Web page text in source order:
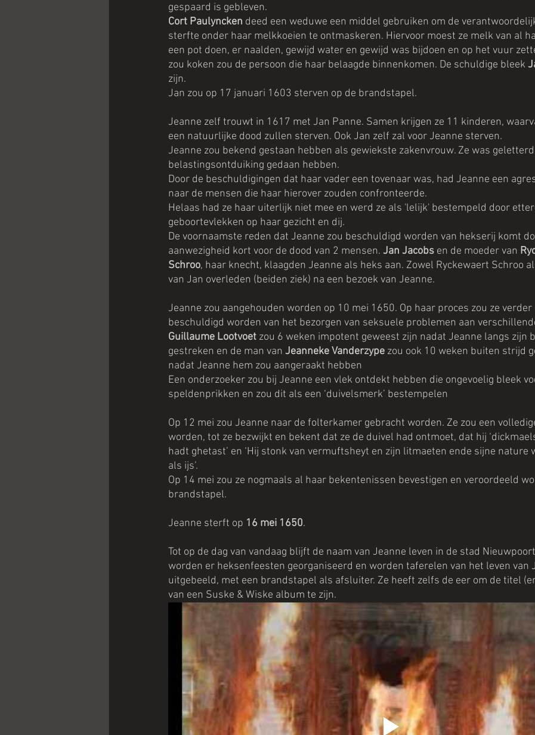
gespaard is gebleven.
Cort Paulyncken deed een weduwe een middel gebruiken om de
sterfte onder haar melkkoeien te ontmaskeren. Hiervoor moest ze melk van al
een pot doen, er naalden, gewijd water en gewijd was bijdoen en op het vuur
zou koken zou de persoon die haar belaagde binnenkomen. De schuldige bleek
zijn.
Jan zou op 17 januari 1603 sterven op de brandstapel.
Jeanne zelf trouwt in 1617 met Jan Panne. Samen krijgen ze 11 kinderen,
een natuurlijke dood zullen sterven. Ook Jan zelf zal voor Jeanne sterven.
Jeanne zou bekend gestaan hebben als gewiekste zakenvrouw. Ze was
belastingsontduiking gedaan hebben.
Door de beschuldigingen dat haar vader een tovenaar was, had Jeanne een
naar de mensen die haar hierover zouden confronteerde.
Helaas had ze haar uiterlijk niet mee en werd ze als 'lelijk' bestempeld door
geboortevlekken op haar gezicht en dij.
De voornaamste reden dat Jeanne zou beschuldigd worden van hekserij komt
aanwezigheid kort voor de dood van 2 mensen. Jan Jacobs en de moeder van
Schroo, haar knecht, klaagden Jeanne als heks aan. Zowel Ryckewaert Schroo
van Jan overleden (beiden ziek) na een bezoek van Jeanne.
Jeanne zou aangehouden worden op 10 mei 1650. Op haar proces zou ze verder
beschuldigd worden van het bezorgen van seksuele problemen aan
Guillaume Lootvoet zou 6 weken impotent geweest zijn nadat Jeanne langs zijn
gestreken en de man van Jeanneke Vanderzype zou ook 10 weken buiten strijd
nadat Jeanne hem zou aangeraakt hebben
Een onderzoeker zou bij Jeanne een vlek ontdekt hebben die ongevoelig bleek
speldenprikken en zou dit als een ‘duivelsmerk’ bestempelen
Op 12 mei zou Jeanne naar de folterkamer gebracht worden. Ze zou een
worden, tot ze bezwijkt en bekent dat ze de duivel had ontmoet, dat hij
hadt ghetast’ en ‘Hij stonk van vermuftsheyt en zijn litmaeten ende sijne nature
als ijs’.
Op 14 mei zou ze nogmaals al haar bekentenissen bevestigen en veroordeeld
brandstapel.
Jeanne sterft op 16 mei 1650.
Tot op de dag van vandaag blijft de naam van Jeanne leven in de stad
worden er heksenfeesten georganiseerd en worden taferelen van het leven van
uitgebeeld, met een brandstapel als afsluiter. Ze heeft zelfs de eer om de titel
van een Suske & Wiske album te zijn.